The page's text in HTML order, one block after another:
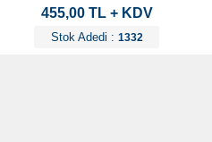
455,00 TL + KDV
Stok Adedi : 1332